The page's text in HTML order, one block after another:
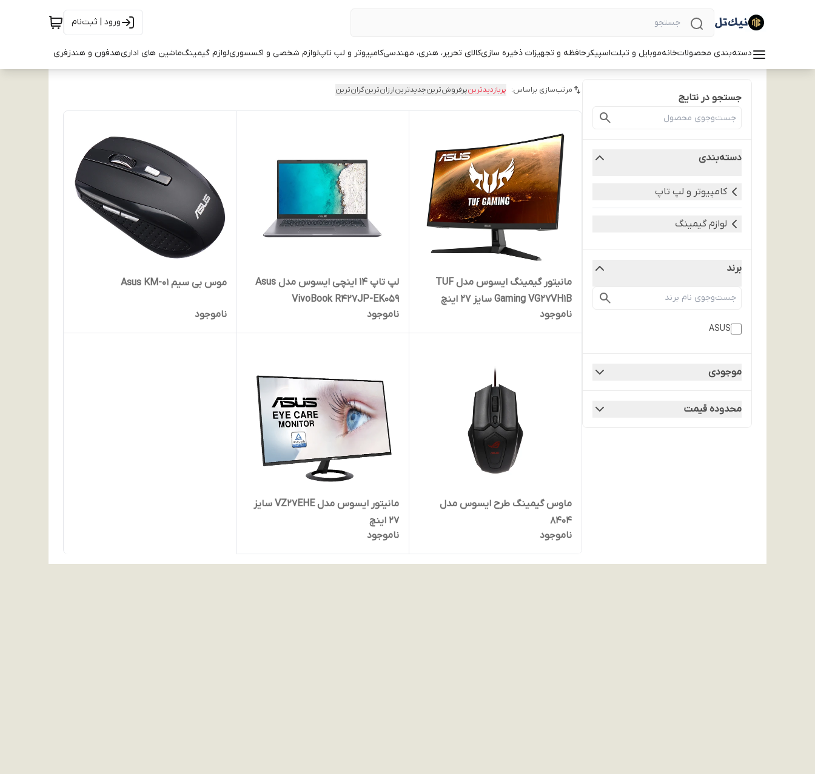
ورود | ثبت‌نام
دسته‌بندی محصولاتخانهموبایل و تبلتاسپیکرحافظه و تجهیزات ذخیره سازیکالای تحریر، هنری، مهندسیکامپیوتر و لپ تاپلوازم شخصی و اکسسوریلوازم گیمینگماشین های اداریهدفون و هندزفری
جستجو در نتایج
دسته‌بندی
کامپیوتر و لپ تاپ
لوازم گیمینگ
برند
ASUS
موجودی
محدوده قیمت
مرتب‌سازی براساس: پربازدیدترینپرفروش‌ترینجدیدترینارزان‌ترینگران‌ترین
مانیتور گیمینگ ایسوس مدل TUF
Gaming VG27VH1B سایز 27 اینچ
ناموجود
لپ تاپ 14 اینچی ایسوس مدل Asus
VivoBook R427JP-EK059
ناموجود
موس بی سیم Asus KM-01
ناموجود
ماوس گیمینگ طرح ایسوس مدل
8404
ناموجود
مانیتور ایسوس مدل VZ27EHE سایز
27 اینچ
ناموجود